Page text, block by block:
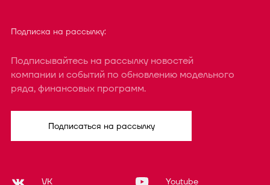
Подписка на рассылку:
Подписывайтесь на рассылку новостей
компании и событий по обновлению модельного
ряда, финансовых программ.
Подписаться на рассылку
VK Youtube